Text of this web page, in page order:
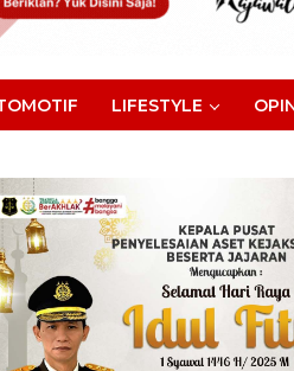
LIFESTYLE